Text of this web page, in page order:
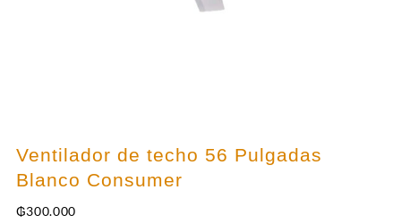
Ventilador de techo 56 Pulgadas
Blanco Consumer
₲300.000